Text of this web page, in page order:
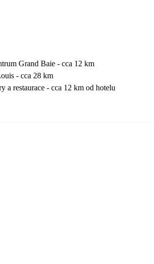
Grand Baie - cca 12 km
- cca 28 km
a restaurace - cca 12 km od hotelu